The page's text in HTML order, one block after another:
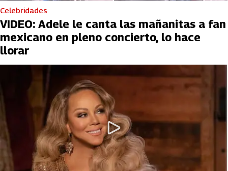
Celebridades
VIDEO: Adele le canta las mañanitas a fan
mexicano en pleno concierto, lo hace
llorar